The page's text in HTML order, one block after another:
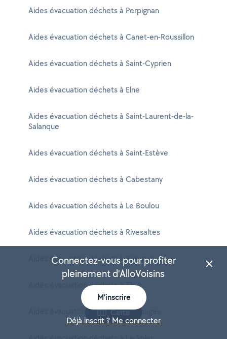
Aides évacuation déchets à Perpignan
Aides évacuation déchets à Canet-en-Roussillon
Aides évacuation déchets à Saint-Cyprien
Aides évacuation déchets à Elne
Aides évacuation déchets à Saint-Laurent-de-la-
Salanque
Aides évacuation déchets à Saint-Estève
Aides évacuation déchets à Cabestany
Aides évacuation déchets à Le Boulou
Aides évacuation déchets à Rivesaltes
Aides évacuation déchets à Bompas
Aides évacuation déchets à Thuir
Aides évacuation déchets à Toulouges
Carte
Connectez-vous pour profiter
pleinement d'AlloVoisins
M'inscrire
Déjà inscrit ? Me connecter